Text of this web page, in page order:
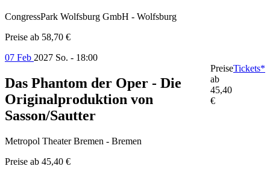
CongressPark Wolfsburg GmbH - Wolfsburg
Preise ab 58,70 €
07 Feb 2027 So. - 18:00
Das Phantom der Oper - Die
Originalproduktion von
Sasson/Sautter
Metropol Theater Bremen - Bremen
Preise ab 45,40 €
Preise
ab
45,40
€
Tickets*